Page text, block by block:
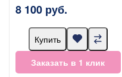
8 100 руб.
Купить
Заказать в 1 клик